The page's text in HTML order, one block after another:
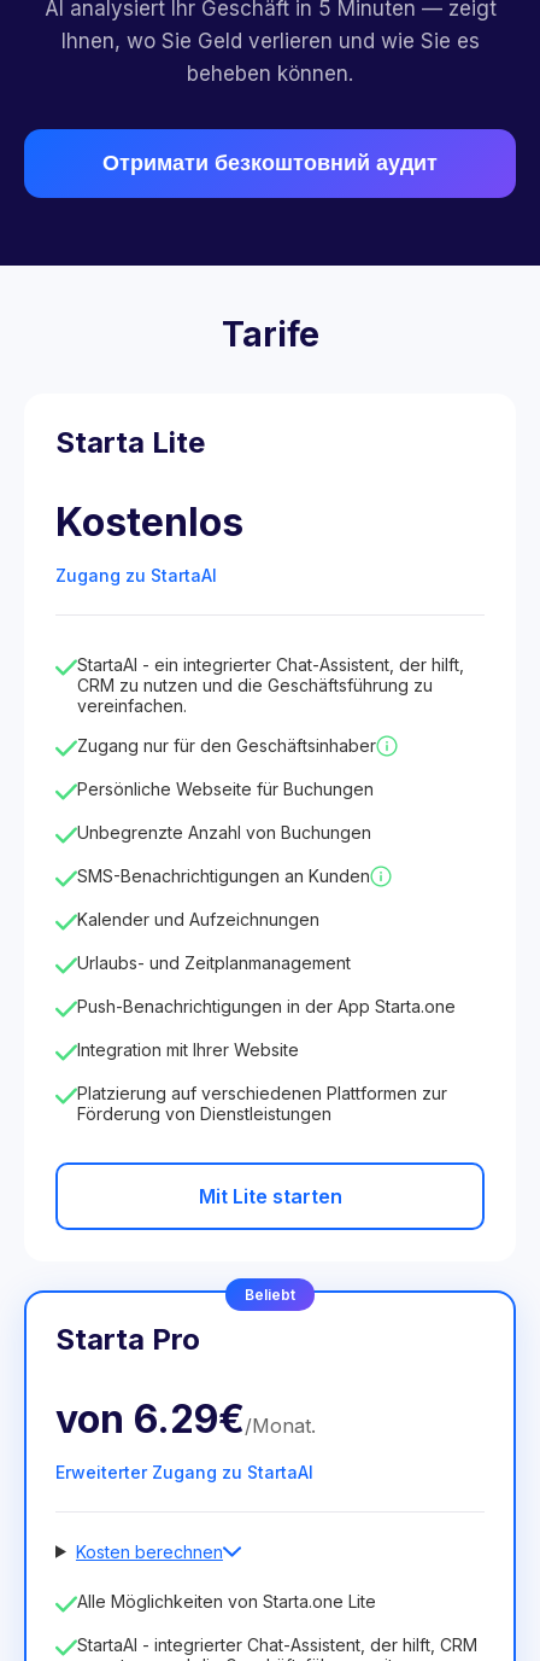
AI analysiert Ihr Geschäft in 5 Minuten — zeigt
Ihnen, wo Sie Geld verlieren und wie Sie es
beheben können.
Отримати безкоштовний аудит
Tarife
Starta Lite
Kostenlos
Zugang zu StartaAI
StartaAI - ein integrierter Chat-Assistent, der hilft,
CRM zu nutzen und die Geschäftsführung zu
vereinfachen.
Zugang nur für den Geschäftsinhaber
Persönliche Webseite für Buchungen
Unbegrenzte Anzahl von Buchungen
SMS-Benachrichtigungen an Kunden
Kalender und Aufzeichnungen
Urlaubs- und Zeitplanmanagement
Push-Benachrichtigungen in der App Starta.one
Integration mit Ihrer Website
Platzierung auf verschiedenen Plattformen zur
Förderung von Dienstleistungen
Mit Lite starten
Beliebt
Starta Pro
von 6.29€/Monat.
Erweiterter Zugang zu StartaAI
Kosten berechnen
Anzahl der Mitarbeiter
Dauer der Lizenz
Alle Möglichkeiten von Starta.one Lite
StartaAI - integrierter Chat-Assistent, der hilft, CRM